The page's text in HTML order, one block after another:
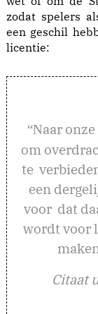
zodat spelers
een geschil
licentie:
“Naar
om
te
een
voor dat
wordt voor
Citaat